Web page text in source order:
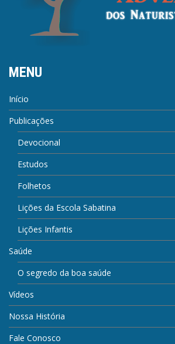
MENU
Início
Publicações
Devocional
Estudos
Folhetos
Lições da Escola Sabatina
Lições Infantis
Saúde
O segredo da boa saúde
Vídeos
Nossa História
Fale Conosco